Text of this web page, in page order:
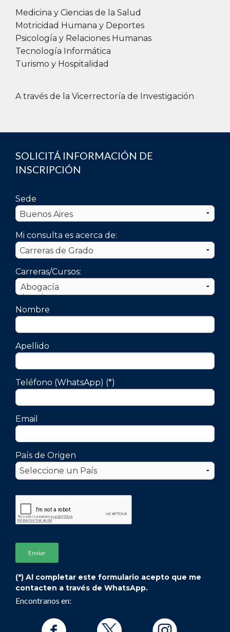
Medicina y Ciencias de la Salud
Motricidad Humana y Deportes
Psicología y Relaciones Humanas
Tecnología Informática
Turismo y Hospitalidad
A través de la Vicerrectoría de Investigación
SOLICITÁ INFORMACIÓN DE
INSCRIPCIÓN
Sede
Mi consulta es acerca de:
Carreras/Cursos:
Nombre
Apellido
Teléfono (WhatsApp) (*)
Email
País de Origen
(*) Al completar este formulario acepto que me
contacten a través de WhatsApp.
Encontranos en: